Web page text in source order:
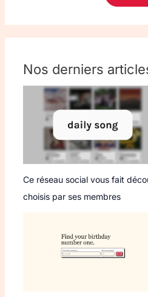
Nos derniers
Ce réseau social vous fait
choisis par ses membres